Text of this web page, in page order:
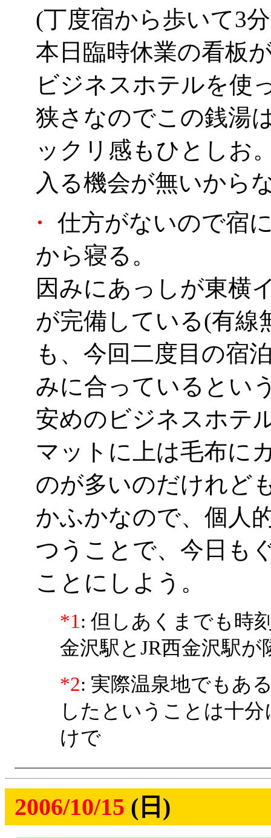
(丁度宿から歩いて3
本日臨時休業の看板
ビジネスホテルを使
狭さなのでこの銭湯
ックリ感もひとしお
入る機会が無いから
・
仕方がないので宿
から寝る。
因みにあっしが東横
が完備している(有線
も、今回二度目の宿
みに合っているとい
安めのビジネスホテ
マットに上は毛布に
のが多いのだけれど
かふかなので、個人
つうことで、今日も
ことにしよう。
*1: 但しあくまでも時
金沢駅とJR西金沢駅
*2: 実際温泉地でもあ
したということは十
けで
2006/10/15 (日)